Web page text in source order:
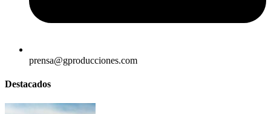
prensa@gproducciones.com
Destacados